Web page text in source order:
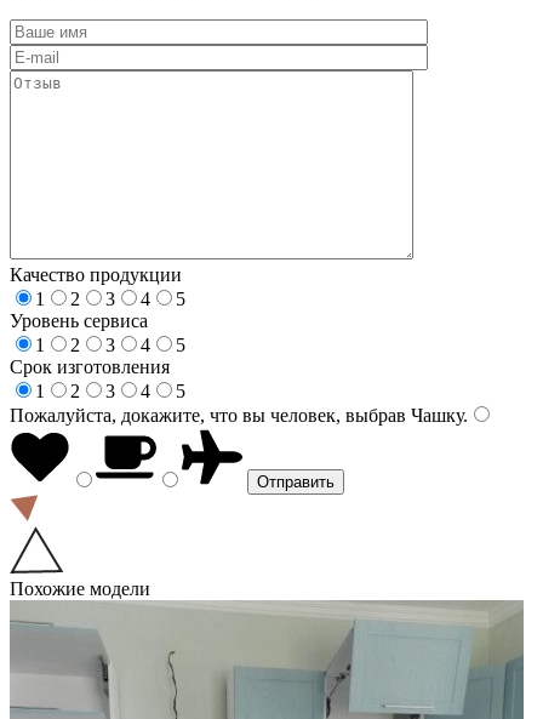
Качество продукции
1
2 3 4
5
Уровень сервиса
1
2 3 4
5
Срок изготовления
1
2 3 4
5
Пожалуйста, докажите, что вы человек, выбрав Чашку.
Похожие модели